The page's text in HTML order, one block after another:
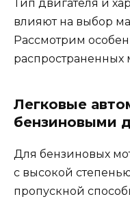
Тип двигателя и
влияют на выбор
Рассмотрим
Легковые
бензиновыми
Для бензиновых
с высокой
пропускной